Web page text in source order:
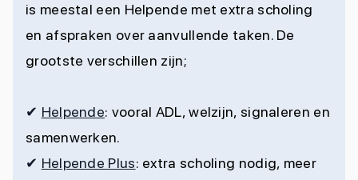
is meestal een Helpende met extra scholing
en afspraken over aanvullende taken. De
grootste verschillen zijn;
✔ Helpende: vooral ADL, welzijn, signaleren en
samenwerken.
✔ Helpende Plus: extra scholing nodig, meer